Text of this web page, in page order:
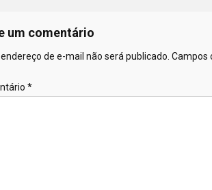
um comentário
de e-mail não será publicado. Campos
*